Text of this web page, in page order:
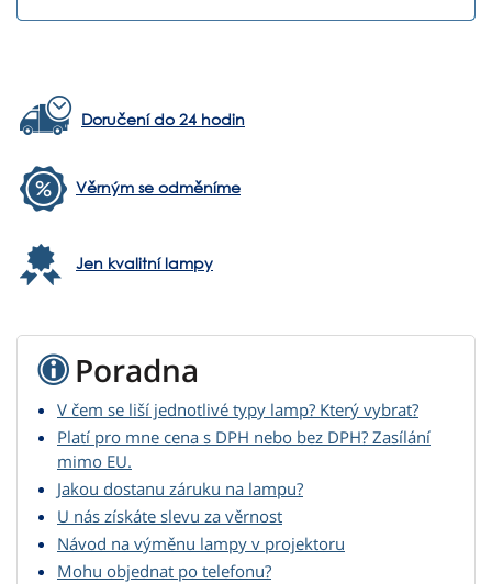
Doručení do 24 hodin
Věrným se odměníme
Jen kvalitní lampy
Poradna
V čem se liší jednotlivé typy lamp? Který vybrat?
Platí pro mne cena s DPH nebo bez DPH? Zasílání
mimo EU.
Jakou dostanu záruku na lampu?
U nás získáte slevu za věrnost
Návod na výměnu lampy v projektoru
Mohu objednat po telefonu?